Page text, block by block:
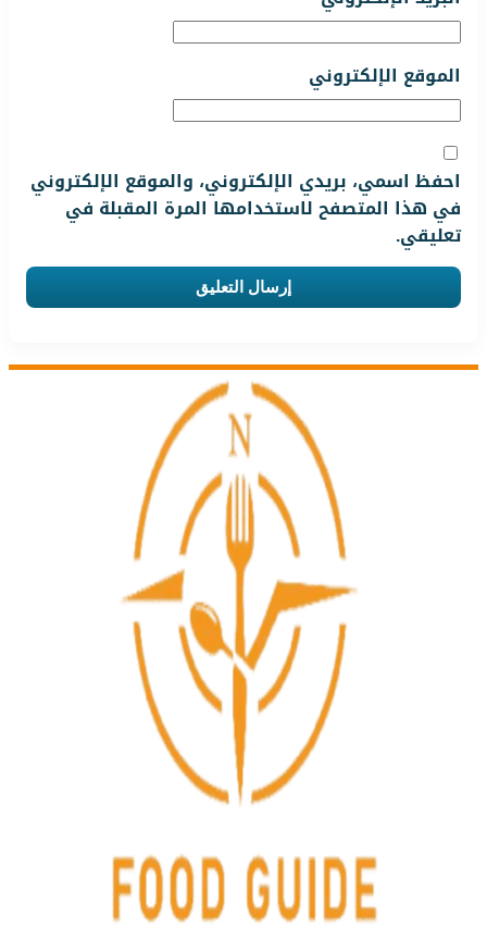
الموقع الإلكتروني
احفظ اسمي، بريدي الإلكتروني، والموقع الإلكتروني
في هذا المتصفح لاستخدامها المرة المقبلة في
تعليقي.